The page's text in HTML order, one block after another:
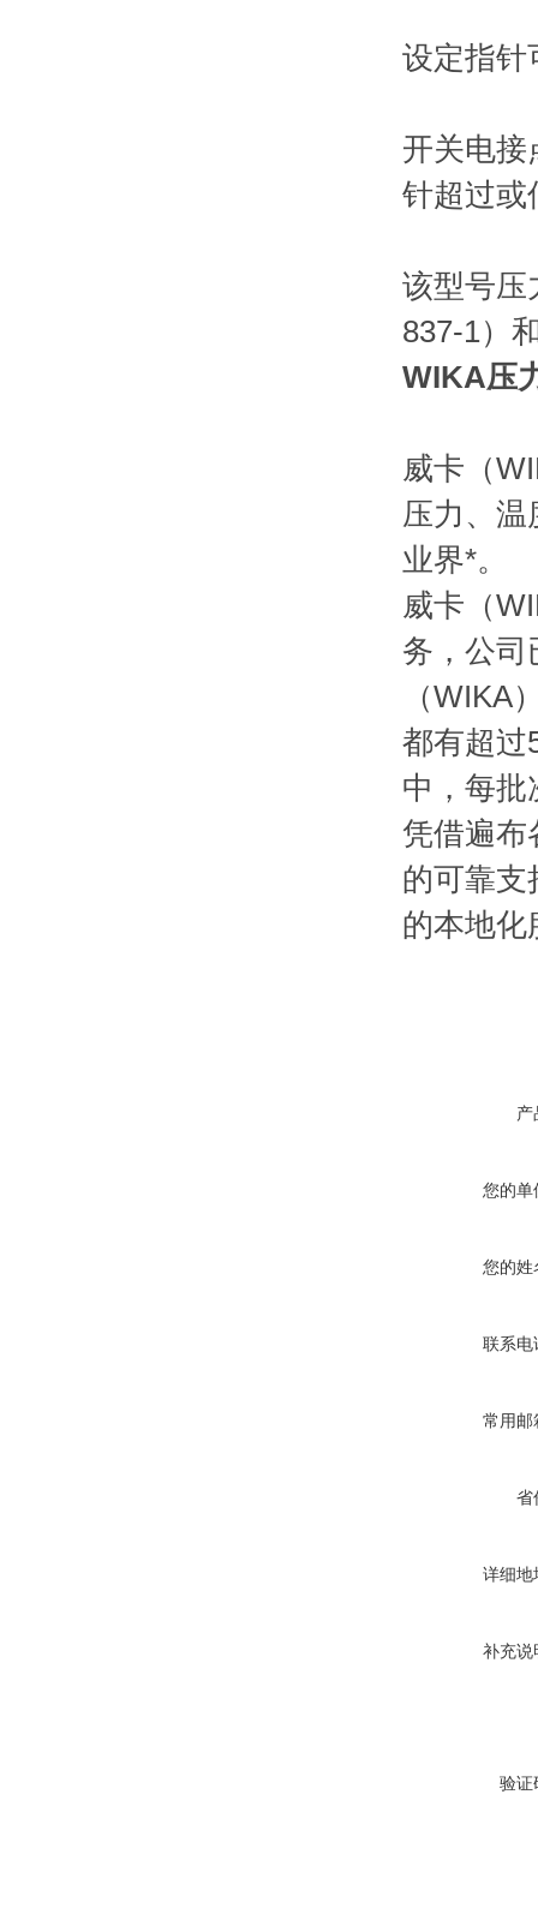
设定指针
开关电接
针超过或
该型号压
837-1）
WIKA压
威卡（
压力、温
业界*。
威卡（
务，公司
（WIKA
都有超过
中，每批
凭借遍布
的可靠支
的本地化
产
您的单
您的姓
联系电
常用邮
省
详细地
补充说
验证